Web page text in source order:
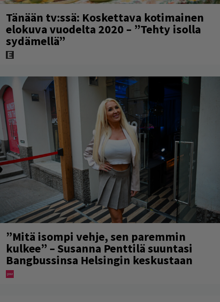
Tänään tv:ssä: Koskettava kotimainen
elokuva vuodelta 2020 – ”Tehty isolla
sydämellä”
”Mitä isompi vehje, sen paremmin
kulkee” – Susanna Penttilä suuntasi
Bangbussinsa Helsingin keskustaan